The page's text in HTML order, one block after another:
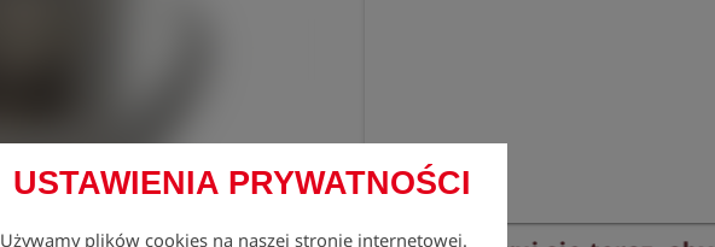
USTAWIENIA PRYWATNOŚCI
Używamy plików cookies na naszej stronie internetowej.